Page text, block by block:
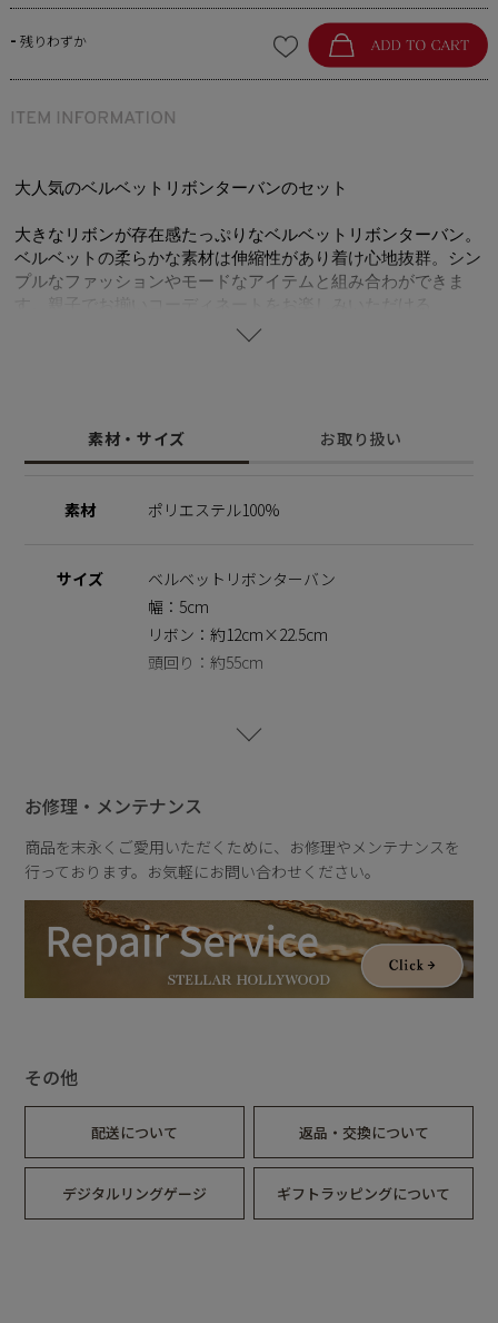
- 残りわずか
大人気のベルベットリボンターバンのセット
大きなリボンが存在感たっぷりなベルベットリボンターバン。
ベルベットの柔らかな素材は伸縮性があり着け心地抜群。シン
プルなファッションやモードなアイテムと組み合わができま
す。親子でお揃いコーディネートをお楽しみいただける、
STELLARHOLLYWOODの人気アイテムセットです。
かもしくは手洗いでお願いします。 摩擦により色落ちまたは
ほかのものへ移染する恐れがありますのでご注意ください。
素材・サイズ お取り扱い
素材 ポリエステル100%
サイズ
ベルベットリボンターバン
幅：5cm
リボン：約12cm×22.5cm
頭回り：約55cm
頭周り：約40cm
お修理・メンテナンス
商品を末永くご愛用いただくために、お修理やメンテナンスを
行っております。お気軽にお問い合わせください。
その他
配送について 返品・交換について
デジタルリングゲージ ギフトラッピングについて